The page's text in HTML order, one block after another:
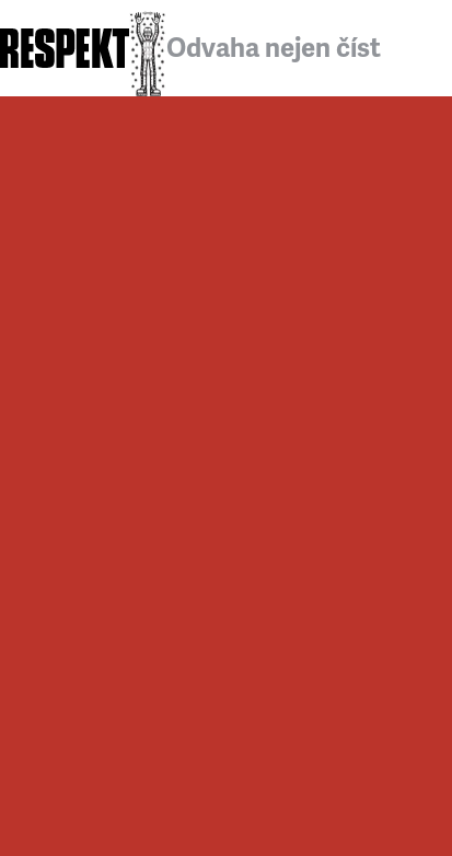
Odvaha nejen číst